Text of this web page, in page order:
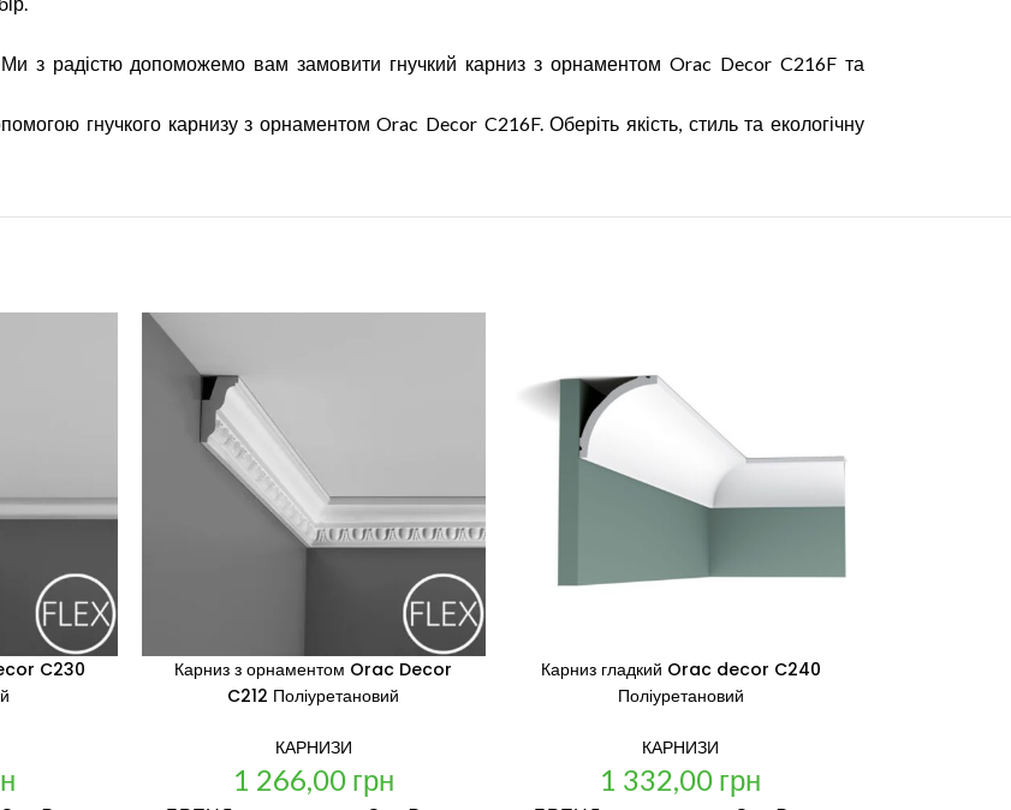
з радістю допоможемо вам замовити гнучкий карниз з орнаментом Orac Decor C216F та
гнучкого карнизу з орнаментом Orac Decor C216F. Оберіть якість, стиль та екологічну
C230
Карниз з орнаментом Orac Decor
C212 Поліуретановий
КАРНИЗИ
1 266,00 грн
Карниз гладкий Orac decor C240
Поліуретановий
КАРНИЗИ
1 332,00 грн